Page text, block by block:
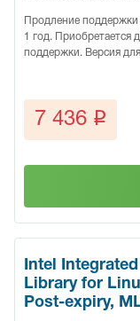
Продление
1 год. Приобретается
поддержки. Версия
7 436 q
Intel
Library for
Post-expiry,